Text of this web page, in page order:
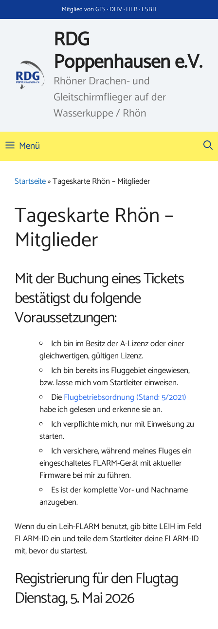
Inhalt
Mitglied von GFS · DHV · HLB · LSBH
RDG
Poppenhausen e.V.
Rhöner Drachen- und
Gleitschirmflieger auf der
Wasserkuppe / Rhön
Menü
Startseite»Tageskarte Rhön – Mitglieder
Tageskarte Rhön –
Mitglieder
Mit der Buchung eines Tickets
bestätigst du folgende
Voraussetzungen:
Ich bin im Besitz der A-Lizenz oder einer
gleichwertigen, gültigen Lizenz.
Ich bin bereits ins Fluggebiet eingewiesen,
bzw. lasse mich vom Startleiter einweisen.
DieFlugbetriebsordnung (Stand: 5/2021)
habe ich gelesen und erkenne sie an.
Ich verpflichte mich, nur mit Einweisung zu
starten.
Ich versichere, während meines Fluges ein
eingeschaltetes FLARM-Gerät mit aktueller
Firmware bei mir zu führen.
Es ist der komplette Vor- und Nachname
anzugeben.
Wenn du ein Leih-FLARM benutzt, gib bitte LEIH im Feld
FLARM-ID ein und teile dem Startleiter deine FLARM-ID
mit, bevor du startest.
Registrierung für den Flugtag
Dienstag, 5. Mai 2026